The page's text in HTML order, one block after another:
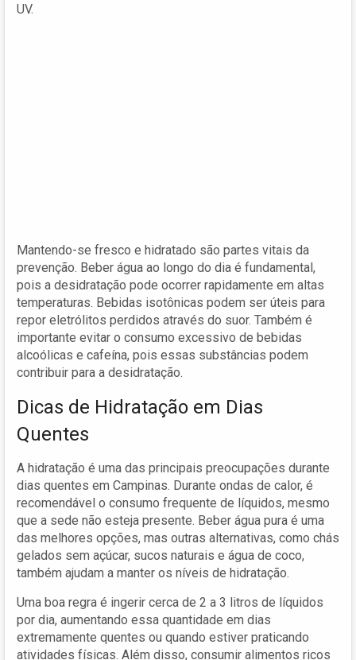
UV.
Mantendo-se fresco e hidratado são partes vitais da
prevenção. Beber água ao longo do dia é fundamental,
pois a desidratação pode ocorrer rapidamente em altas
temperaturas. Bebidas isotônicas podem ser úteis para
repor eletrólitos perdidos através do suor. Também é
importante evitar o consumo excessivo de bebidas
alcoólicas e cafeína, pois essas substâncias podem
contribuir para a desidratação.
Dicas de Hidratação em Dias
Quentes
A hidratação é uma das principais preocupações durante
dias quentes em Campinas. Durante ondas de calor, é
recomendável o consumo frequente de líquidos, mesmo
que a sede não esteja presente. Beber água pura é uma
das melhores opções, mas outras alternativas, como chás
gelados sem açúcar, sucos naturais e água de coco,
também ajudam a manter os níveis de hidratação.
Uma boa regra é ingerir cerca de 2 a 3 litros de líquidos
por dia, aumentando essa quantidade em dias
extremamente quentes ou quando estiver praticando
atividades físicas. Além disso, consumir alimentos ricos